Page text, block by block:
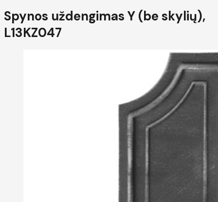
Spynos uždengimas Y (be skylių),
L13KZ047